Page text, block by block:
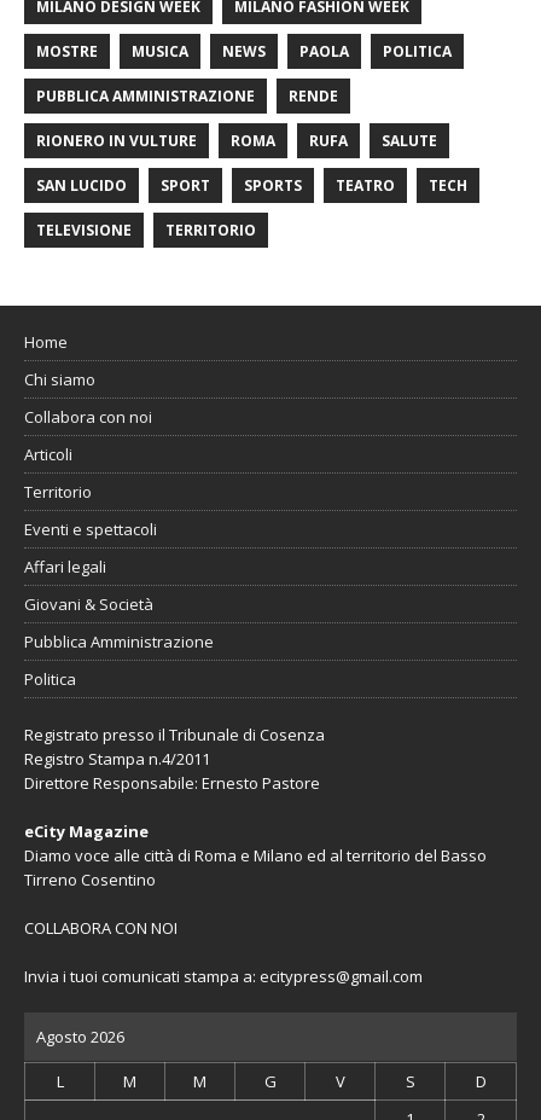
MILANO DESIGN WEEK MILANO FASHION WEEK
MOSTRE MUSICA NEWS PAOLA POLITICA
PUBBLICA AMMINISTRAZIONE RENDE
RIONERO IN VULTURE ROMA RUFA SALUTE
SAN LUCIDO SPORT SPORTS TEATRO TECH
TELEVISIONE TERRITORIO
Home
Chi siamo
Collabora con noi
Articoli
Territorio
Eventi e spettacoli
Affari legali
Giovani & Società
Pubblica Amministrazione
Politica
Registrato presso il Tribunale di Cosenza
Registro Stampa n.4/2011
Direttore Responsabile: Ernesto Pastore
eCity Magazine
Diamo voce alle città di Roma e Milano ed al territorio del Basso
Tirreno Cosentino
COLLABORA CON NOI
Invia i tuoi comunicati stampa a: ecitypress@gmail.com
Agosto 2026
L M M G V S
D